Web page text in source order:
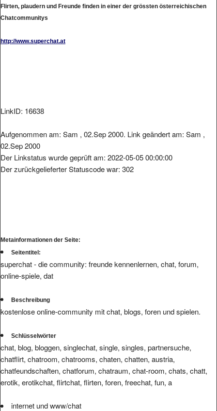
Flirten, plaudern und Freunde finden in einer der grössten österreichischen
Chatcommunitys
http://www.superchat.at
LinkID: 16638
Aufgenommen am: Sam , 02.Sep 2000. Link geändert am: Sam ,
02.Sep 2000
Der Linkstatus wurde geprüft am: 2022-05-05 00:00:00
Der zurückgelieferter Statuscode war: 302
Metainformationen der Seite:
Seitentitel:
superchat - die community: freunde kennenlernen, chat, forum,
online-spiele, dat
Beschreibung
kostenlose online-community mit chat, blogs, foren und spielen.
Schlüsselwörter
chat, blog, bloggen, singlechat, single, singles, partnersuche,
chatflirt, chatroom, chatrooms, chaten, chatten, austria,
chatfeundschaften, chatforum, chatraum, chat-room, chats, chatt,
erotik, erotikchat, flirtchat, flirten, foren, freechat, fun, a
internet und www/chat